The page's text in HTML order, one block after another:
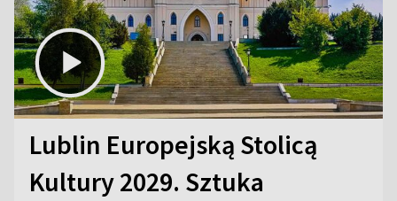
Lublin Europejską Stolicą
Kultury 2029. Sztuka